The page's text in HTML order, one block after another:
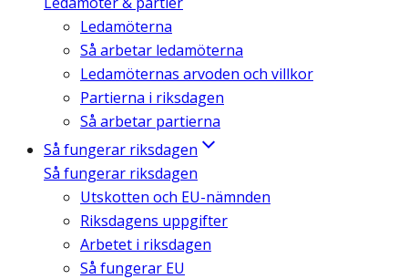
Ledamöterna
Så arbetar ledamöterna
Ledamöternas arvoden och villkor
Partierna i riksdagen
Så arbetar partierna
Så fungerar riksdagen
Så fungerar riksdagen
Utskotten och EU-nämnden
Riksdagens uppgifter
Arbetet i riksdagen
Så fungerar EU